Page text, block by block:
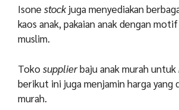
Isonestockjuga menyediakan
kaos anak, pakaian anak dengan
muslim.
Tokosupplierbaju anak murah untuk
berikut ini juga menjamin harga yang
murah.